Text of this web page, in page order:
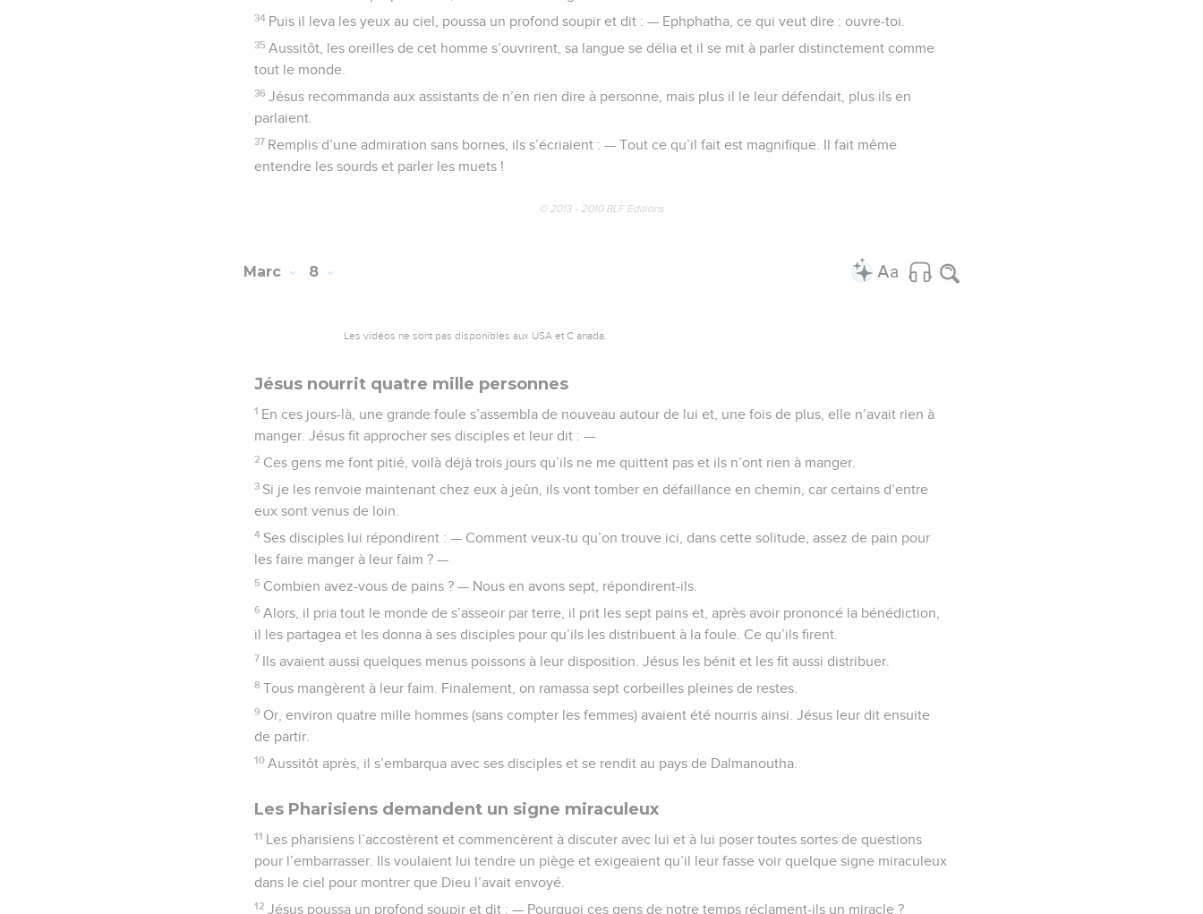
34 Puis il leva les yeux au ciel, poussa un profond soupir et dit : — Ephphatha, ce qui veut dire : ouvre-toi.
35 Aussitôt, les oreilles de cet homme s’ouvrirent, sa langue se délia et il se mit à parler distinctement comme
tout le monde.
36 Jésus recommanda aux assistants de n’en rien dire à personne, mais plus il le leur défendait, plus ils en
parlaient.
37 Remplis d’une admiration sans bornes, ils s’écriaient : — Tout ce qu’il fait est magnifique. Il fait même
entendre les sourds et parler les muets !
© 2013 - 2010 BLF Editions
Marc 8
Les vidéos ne sont pas disponibles aux USA et C anada.
Jésus nourrit quatre mille personnes
1 En ces jours-là, une grande foule s’assembla de nouveau autour de lui et, une fois de plus, elle n’avait rien à
manger. Jésus fit approcher ses disciples et leur dit : —
2 Ces gens me font pitié, voilà déjà trois jours qu’ils ne me quittent pas et ils n’ont rien à manger.
3 Si je les renvoie maintenant chez eux à jeûn, ils vont tomber en défaillance en chemin, car certains d’entre
eux sont venus de loin.
4 Ses disciples lui répondirent : — Comment veux-tu qu’on trouve ici, dans cette solitude, assez de pain pour
les faire manger à leur faim ? —
5 Combien avez-vous de pains ? — Nous en avons sept, répondirent-ils.
6 Alors, il pria tout le monde de s’asseoir par terre, il prit les sept pains et, après avoir prononcé la bénédiction,
il les partagea et les donna à ses disciples pour qu’ils les distribuent à la foule. Ce qu’ils firent.
7 Ils avaient aussi quelques menus poissons à leur disposition. Jésus les bénit et les fit aussi distribuer.
8 Tous mangèrent à leur faim. Finalement, on ramassa sept corbeilles pleines de restes.
9 Or, environ quatre mille hommes (sans compter les femmes) avaient été nourris ainsi. Jésus leur dit ensuite
de partir.
10 Aussitôt après, il s’embarqua avec ses disciples et se rendit au pays de Dalmanoutha.
Les Pharisiens demandent un signe miraculeux
11 Les pharisiens l’accostèrent et commencèrent à discuter avec lui et à lui poser toutes sortes de questions
pour l’embarrasser. Ils voulaient lui tendre un piège et exigeaient qu’il leur fasse voir quelque signe miraculeux
dans le ciel pour montrer que Dieu l’avait envoyé.
12 Jésus poussa un profond soupir et dit : — Pourquoi ces gens de notre temps réclament-ils un miracle ?